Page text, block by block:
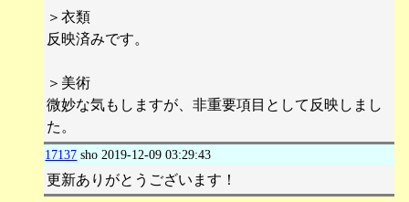
＞衣類
反映済みです。
＞美術
微妙な気もしますが、非重要項目として反映しまし
た。
17137 sho 2019-12-09 03:29:43
更新ありがとうございます！